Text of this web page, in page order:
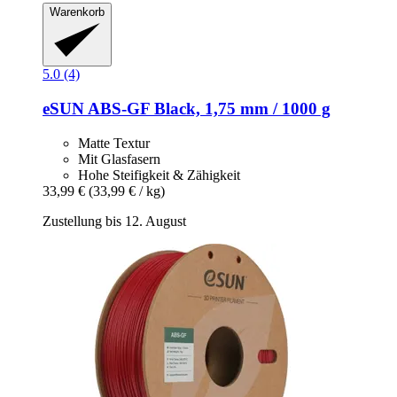
Warenkorb
5.0 (4)
eSUN ABS-​GF Black, 1,75 mm / 1000 g
Matte Textur
Mit Glasfasern
Hohe Steifigkeit & Zähigkeit
33,99 € (33,99 € / kg)
Zustellung bis 12. August